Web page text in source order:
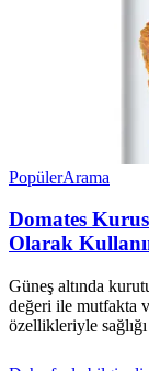
PopülerArama
Domates
Olarak
Güneş altında
değeri ile mutfakta
özellikleriyle